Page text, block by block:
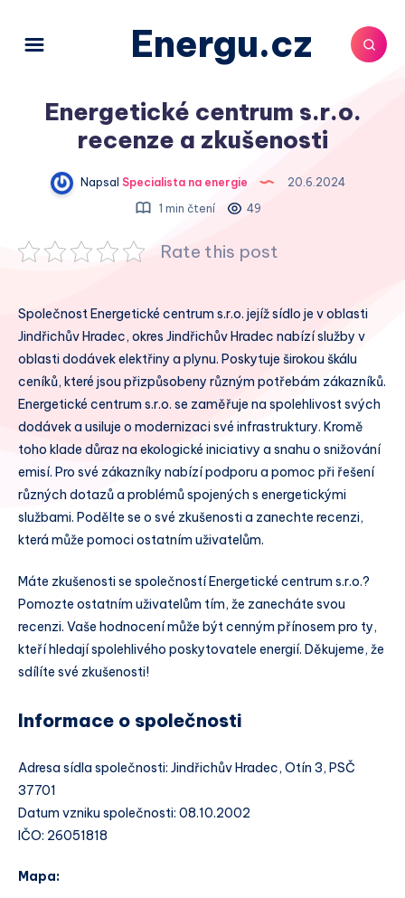
Energu.cz
Energetické centrum s.r.o.
recenze a zkušenosti
Napsal Specialista na energie
20.6.2024
1 min čtení
49
Rate this post
Společnost Energetické centrum s.r.o. jejíž sídlo je v oblasti
Jindřichův Hradec, okres Jindřichův Hradec nabízí služby v
oblasti dodávek elektřiny a plynu. Poskytuje širokou škálu
ceníků, které jsou přizpůsobeny různým potřebám zákazníků.
Energetické centrum s.r.o. se zaměřuje na spolehlivost svých
dodávek a usiluje o modernizaci své infrastruktury. Kromě
toho klade důraz na ekologické iniciativy a snahu o snižování
emisí. Pro své zákazníky nabízí podporu a pomoc při řešení
různých dotazů a problémů spojených s energetickými
službami. Podělte se o své zkušenosti a zanechte recenzi,
která může pomoci ostatním uživatelům.
Máte zkušenosti se společností Energetické centrum s.r.o.?
Pomozte ostatním uživatelům tím, že zanecháte svou
recenzi. Vaše hodnocení může být cenným přínosem pro ty,
kteří hledají spolehlivého poskytovatele energií. Děkujeme, že
sdílíte své zkušenosti!
Informace o společnosti
Adresa sídla společnosti: Jindřichův Hradec, Otín 3, PSČ
37701
Datum vzniku společnosti: 08.10.2002
IČO: 26051818
Mapa: